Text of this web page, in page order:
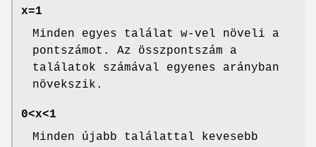
x=1
Minden egyes találat w-vel növeli a
pontszámot. Az összpontszám a
találatok számával egyenes arányban
növekszik.
0<x<1
Minden újabb találattal kevesebb